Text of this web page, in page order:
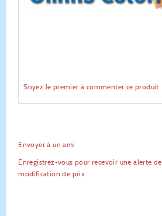
Soyez le premier à commenter ce produit
Envoyer à un ami
Enregistrez-vous pour recevoir une alerte de
modification de prix